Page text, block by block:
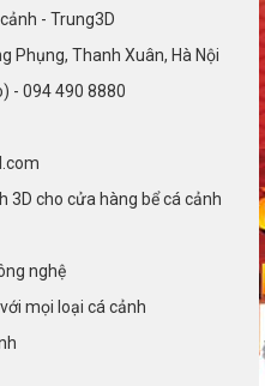
- Trung3D
Phụng, Thanh Xuân, Hà Nội
- 094 490 8880
3D cho cửa hàng bể cá cảnh
nghệ
mọi loại cá cảnh